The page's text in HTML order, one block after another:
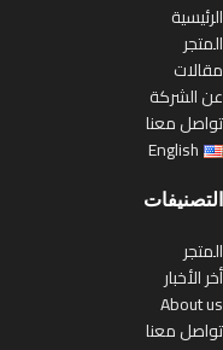
الرئيسية
المتجر
مقالات
عن الشركة
تواصل معنا
English
التصنيفات
المتجر
أخر الأخبار
About us
تواصل معنا